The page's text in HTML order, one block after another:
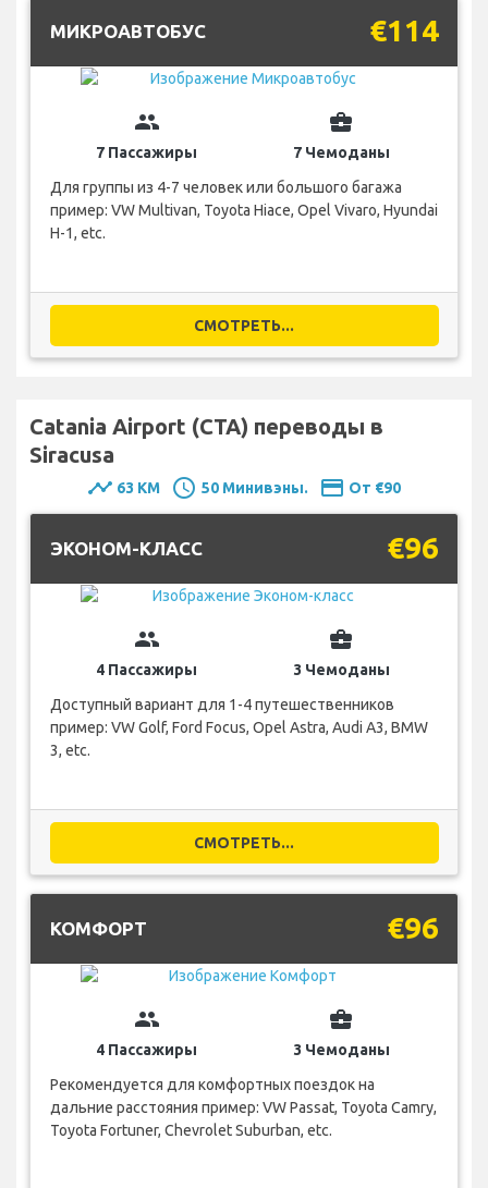
МИКРОАВТОБУС €114
group
7 Пассажиры
business_center
7 Чемоданы
Для группы из 4-7 человек или большого багажа
пример: VW Multivan, Toyota Hiace, Opel Vivaro, Hyundai
H-1, etc.
СМОТРЕТЬ...
Catania Airport (CTA) переводы в
Siracusa
timeline 63 KM schedule 50 Минивэны. payment От €90
ЭКОНОМ-КЛАСС €96
group
4 Пассажиры
business_center
3 Чемоданы
Доступный вариант для 1-4 путешественников
пример: VW Golf, Ford Focus, Opel Astra, Audi A3, BMW
3, etc.
СМОТРЕТЬ...
КОМФОРТ €96
group
4 Пассажиры
business_center
3 Чемоданы
Рекомендуется для комфортных поездок на
дальние расстояния пример: VW Passat, Toyota Camry,
Toyota Fortuner, Chevrolet Suburban, etc.